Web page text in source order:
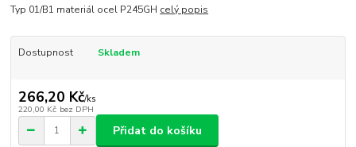
Typ 01/B1 materiál ocel P245GH celý popis
Dostupnost Skladem
266,20 Kč/ks
220,00 Kč bez DPH
Přidat do košíku